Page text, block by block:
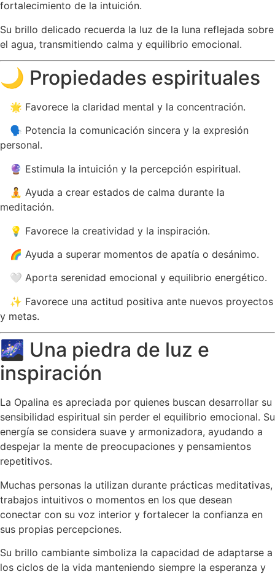
fortalecimiento de la intuición.
Su brillo delicado recuerda la luz de la luna reflejada sobre
el agua, transmitiendo calma y equilibrio emocional.
🌙 Propiedades espirituales
🌟 Favorece la claridad mental y la concentración.
🗣️ Potencia la comunicación sincera y la expresión
personal.
🔮 Estimula la intuición y la percepción espiritual.
🧘 Ayuda a crear estados de calma durante la
meditación.
💡 Favorece la creatividad y la inspiración.
🌈 Ayuda a superar momentos de apatía o desánimo.
🤍 Aporta serenidad emocional y equilibrio energético.
✨ Favorece una actitud positiva ante nuevos proyectos
y metas.
🌌 Una piedra de luz e
inspiración
La Opalina es apreciada por quienes buscan desarrollar su
sensibilidad espiritual sin perder el equilibrio emocional. Su
energía se considera suave y armonizadora, ayudando a
despejar la mente de preocupaciones y pensamientos
repetitivos.
Muchas personas la utilizan durante prácticas meditativas,
trabajos intuitivos o momentos en los que desean
conectar con su voz interior y fortalecer la confianza en
sus propias percepciones.
Su brillo cambiante simboliza la capacidad de adaptarse a
los ciclos de la vida manteniendo siempre la esperanza y